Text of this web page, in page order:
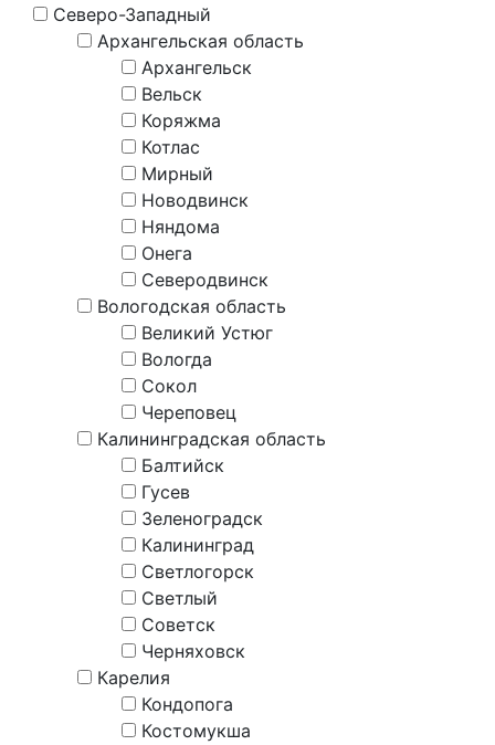
Северо-Западный
Архангельская область
Архангельск
Вельск
Коряжма
Котлас
Мирный
Новодвинск
Няндома
Онега
Северодвинск
Вологодская область
Великий Устюг
Вологда
Сокол
Череповец
Калининградская область
Балтийск
Гусев
Зеленоградск
Калининград
Светлогорск
Светлый
Советск
Черняховск
Карелия
Кондопога
Костомукша